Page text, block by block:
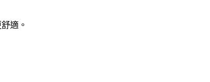
適 。